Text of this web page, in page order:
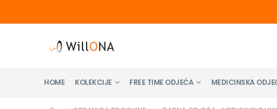
HOME KOLEKCIJE FREE TIME ODJEĆA MEDICINSKA